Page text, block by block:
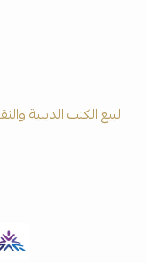
لبيع الكتب الدينية